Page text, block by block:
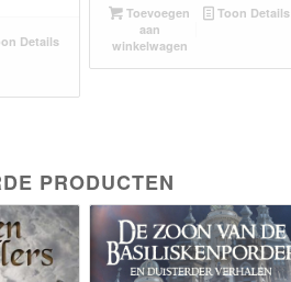
Details
Toevoegen
aan
winkelwagen
Toon Details
PRODUCTEN